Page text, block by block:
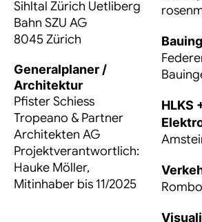
Sihltal Zürich Uetliberg
Bahn SZU AG
8045 Zürich
Generalplaner /
Architektur
Pfister Schiess
Tropeano & Partner
Architekten AG
Projektverantwortlich:
Hauke Möller,
Mitinhaber bis 11/2025
HLKS